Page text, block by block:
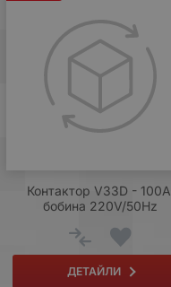
Контактор V33D - 100A,
бобина 220V/50Hz
ДЕТАЙЛИ